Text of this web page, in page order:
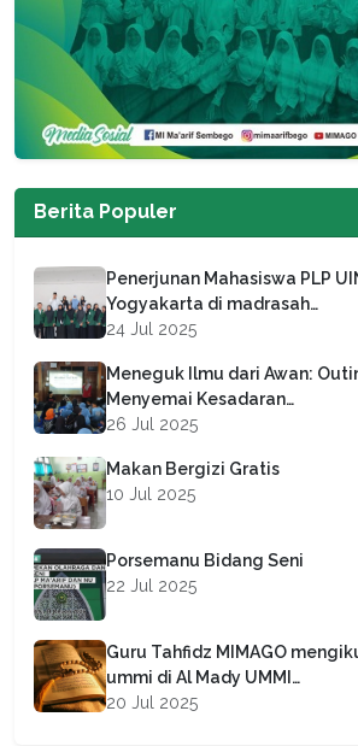
Berita Populer
Penerjunan Mahasiswa PLP
Yogyakarta di madrasah…
24 Jul 2025
Meneguk Ilmu dari Awan:
Menyemai Kesadaran…
26 Jul 2025
Makan Bergizi Gratis
10 Jul 2025
Porsemanu Bidang Seni
22 Jul 2025
Guru Tahfidz MIMAGO
ummi di Al Mady UMMI…
20 Jul 2025